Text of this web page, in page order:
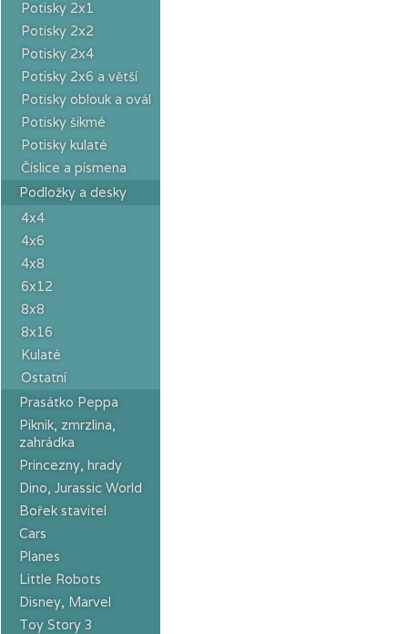
Potisky 2x1
Potisky 2x2
Potisky 2x4
Potisky 2x6 a větší
Potisky oblouk a ovál
Potisky šikmé
Potisky kulaté
Číslice a písmena
Podložky a desky
4x4
4x6
4x8
6x12
8x8
8x16
Kulaté
Ostatní
Prasátko Peppa
Piknik, zmrzlina,
zahrádka
Princezny, hrady
Dino, Jurassic World
Bořek stavitel
Cars
Planes
Little Robots
Disney, Marvel
Toy Story 3